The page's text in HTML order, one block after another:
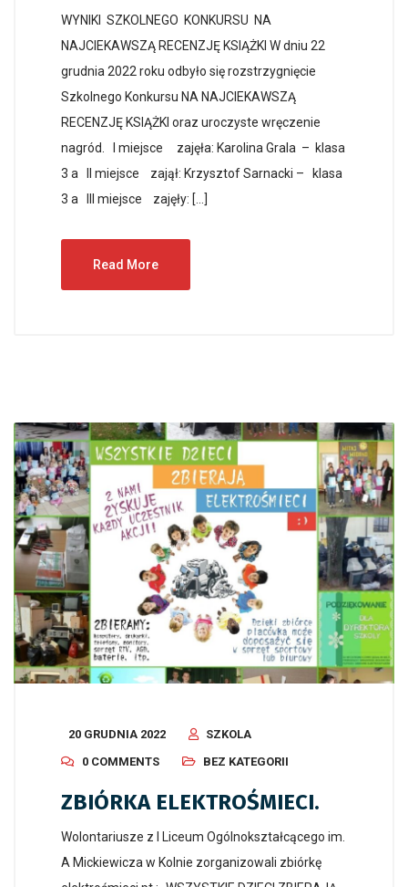
WYNIKI SZKOLNEGO KONKURSU NA
NAJCIEKAWSZĄ RECENZJĘ KSIĄŻKI W dniu 22
grudnia 2022 roku odbyło się rozstrzygnięcie
Szkolnego Konkursu NA NAJCIEKAWSZĄ
RECENZJĘ KSIĄŻKI oraz uroczyste wręczenie
nagród. I miejsce zajęła: Karolina Grala – klasa
3 a II miejsce zajął: Krzysztof Sarnacki – klasa
3 a III miejsce zajęły: […]
Read More
20 GRUDNIA 2022
SZKOLA
0 COMMENTS
BEZ KATEGORII
ZBIÓRKA ELEKTROŚMIECI.
Wolontariusze z I Liceum Ogólnokształcącego im.
A Mickiewicza w Kolnie zorganizowali zbiórkę